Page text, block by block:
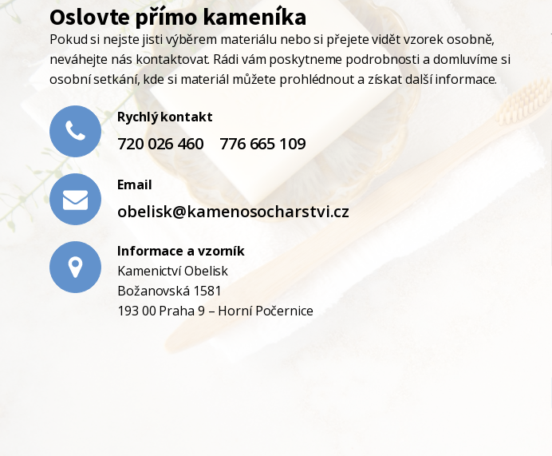
Oslovte přímo kameníka
Pokud si nejste jisti výběrem materiálu nebo si přejete vidět vzorek osobně,
neváhejte nás kontaktovat. Rádi vám poskytneme podrobnosti a domluvíme si
osobní setkání, kde si materiál můžete prohlédnout a získat další informace.
Rychlý kontakt
720 026 460 776 665 109
Email
obelisk@kamenosocharstvi.cz
Informace a vzorník
Kamenictví Obelisk
Božanovská 1581
193 00 Praha 9 – Horní Počernice